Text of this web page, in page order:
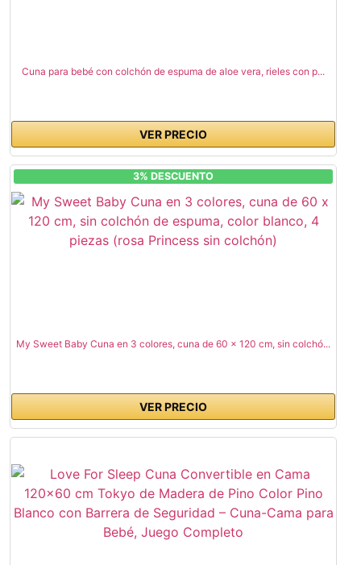
Cuna para bebé con colchón de espuma de aloe vera, rieles con p...
VER PRECIO
3% DESCUENTO
My Sweet Baby Cuna en 3 colores, cuna de 60 x 120 cm, sin colchó...
VER PRECIO